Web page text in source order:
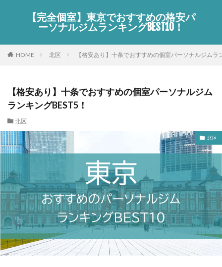
【完全個室】東京でおすすめの格安パ
ーソナルジムランキングBEST10！
HOME 北区 【格安あり】十条でおすすめの個室パーソナルジムラ
【格安あり】十条でおすすめの個室パーソナルジム
ランキングBEST5！
北区
北区